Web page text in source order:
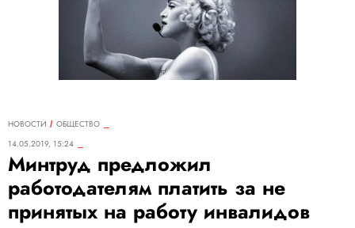
НОВОСТИ
ОБЩЕСТВО
14.05.2019, 15:24
Минтруд предложил
работодателям платить за не
принятых на работу инвалидов